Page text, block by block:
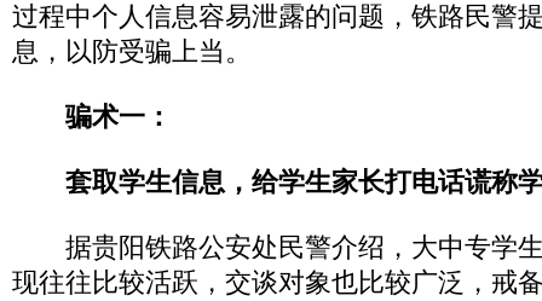
过程中个人信息容易泄露的问题，铁路民警
息，以防受骗上当。
骗术一：
套取学生信息，给学生家长打电话谎称
据贵阳铁路公安处民警介绍，大中专学
现往往比较活跃，交谈对象也比较广泛，戒